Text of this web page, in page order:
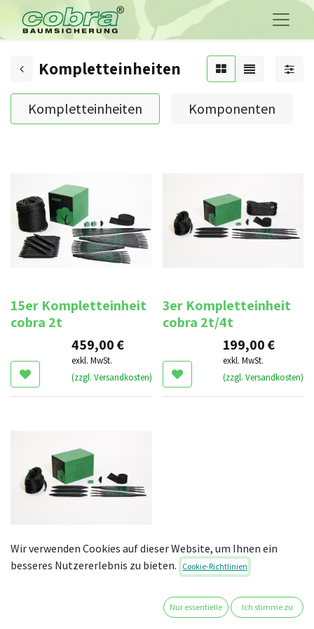
Kompletteinheiten
Kompletteinheiten Komponenten
15er Kompletteinheit
cobra 2t
459,00€
exkl. MwSt.
(zzgl. Versandkosten)
3er Kompletteinheit
cobra 2t/4t
199,00€
exkl. MwSt.
(zzgl. Versandkosten)
3er Kompletteinheit
Wir verwenden Cookies auf dieser Website, um Ihnen ein
besseres Nutzererlebnis zu bieten.
Cookie-Richtlinien
Nur essentielle Ich stimme zu